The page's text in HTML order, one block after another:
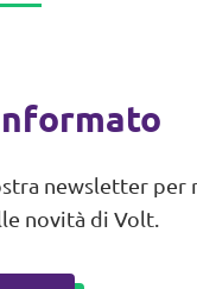
newsletter per
novità di Volt.